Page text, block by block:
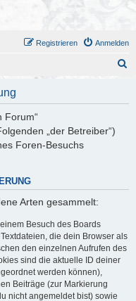
Anmelden
Registrieren
Forum“
„der Betreiber“)
Foren-Besuchs
Arten gesammelt:
Besuch des Boards
die dein Browser als
den einzelnen Aufrufen des
sind die aktuelle ID deiner
werden können),
Beiträge (zur Markierung
nicht angemeldet bist) sowie